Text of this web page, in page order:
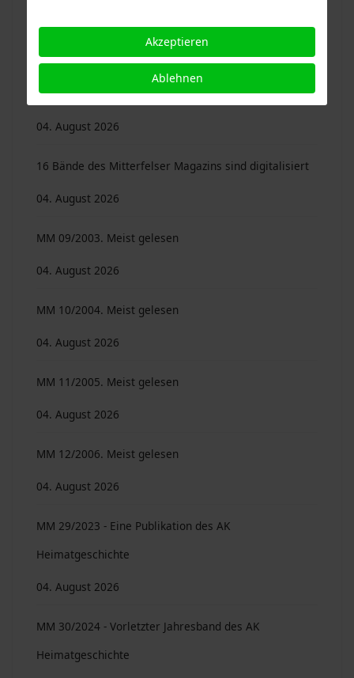
04. August 2026
Mitterfelser Magazin 16/2010. 40 Beiträge von 25
Autoren …
04. August 2026
16 Bände des Mitterfelser Magazins sind digitalisiert
04. August 2026
MM 09/2003. Meist gelesen
04. August 2026
MM 10/2004. Meist gelesen
04. August 2026
MM 11/2005. Meist gelesen
04. August 2026
MM 12/2006. Meist gelesen
04. August 2026
MM 29/2023 - Eine Publikation des AK
Heimatgeschichte
04. August 2026
MM 30/2024 - Vorletzter Jahresband des AK
Heimatgeschichte
Akzeptieren
Ablehnen